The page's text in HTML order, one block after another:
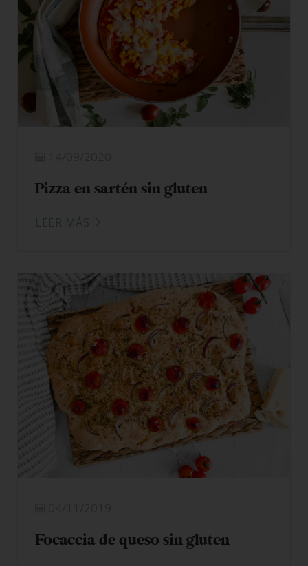
Pizza en sartén sin gluten
LEER MÁS
Focaccia de queso sin gluten